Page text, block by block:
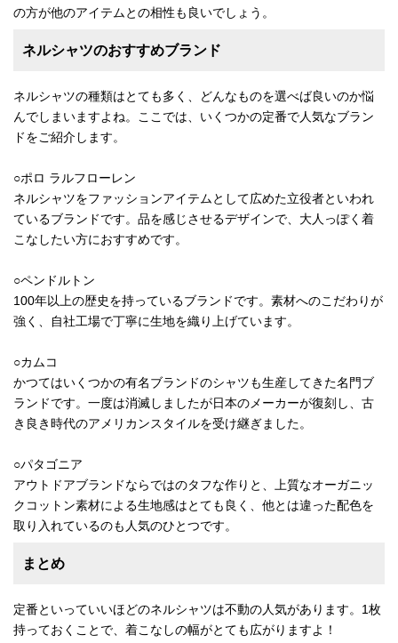
の方が他のアイテムとの相性も良いでしょう。
ネルシャツのおすすめブランド
ネルシャツの種類はとても多く、どんなものを選べば良いのか悩
んでしまいますよね。ここでは、いくつかの定番で人気なブラン
ドをご紹介します。
○ポロ ラルフローレン
ネルシャツをファッションアイテムとして広めた立役者といわれ
ているブランドです。品を感じさせるデザインで、大人っぽく着
こなしたい方におすすめです。
○ペンドルトン
100年以上の歴史を持っているブランドです。素材へのこだわりが
強く、自社工場で丁寧に生地を織り上げています。
○カムコ
かつてはいくつかの有名ブランドのシャツも生産してきた名門ブ
ランドです。一度は消滅しましたが日本のメーカーが復刻し、古
き良き時代のアメリカンスタイルを受け継ぎました。
○パタゴニア
アウトドアブランドならではのタフな作りと、上質なオーガニッ
クコットン素材による生地感はとても良く、他とは違った配色を
取り入れているのも人気のひとつです。
まとめ
定番といっていいほどのネルシャツは不動の人気があります。1枚
持っておくことで、着こなしの幅がとても広がりますよ！